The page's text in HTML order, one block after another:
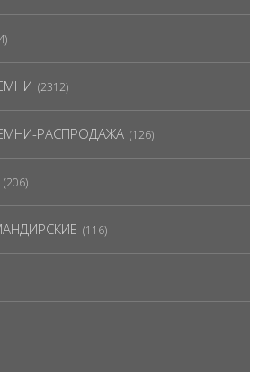
(2312)
РАСПРОДАЖА (126)
(206)
(116)